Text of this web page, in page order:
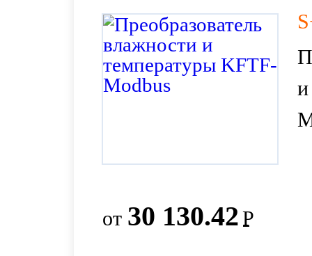
от 30 130.42Р